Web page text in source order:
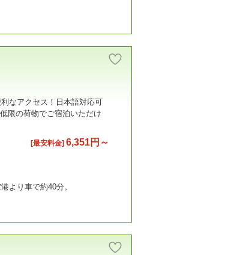
なアクセス！日本語対応可
限の荷物でご宿泊いただけ
[最安料金] 6,351円～
より車で約40分。